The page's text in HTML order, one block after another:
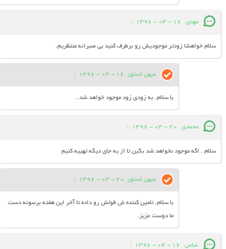
مهدی 16 - 03 - 1396
:
سلام خواهشا زودتر موجودیش رو برطرف کنید بی صبرانه منتظریم.
میهن استور 16 - 03 - 1396
:
با سلام. به زودی زود موجود خواهد شد..
محمدی 20 - 03 - 1396
:
سلام . اگه موجود نخواهد شد بگین تا از یه جای دیگه تهییه کنیم
میهن استور 20 - 03 - 1396
:
با سلام. تامین کننده ش قولش رو داده تا آخر این هفته برسونه دست
ما دوست عزیز.
عباس 16 - 04 - 1396
: